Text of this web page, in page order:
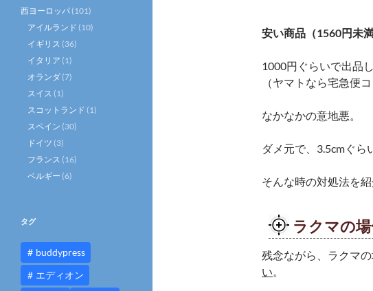
安い商品（1560円未
1000円ぐらいで出品
（ヤマトなら宅急便
なかなかの意地悪。
ダメ元で、3.5cmぐら
そんな時の対処法を紹
ラクマの
残念ながら、ラクマ
い
西ヨーロッパ (101)
アイルランド (10)
イギリス (36)
イタリア (1)
オランダ (7)
スイス (1)
スコットランド (1)
スペイン (30)
ドイツ (3)
フランス (16)
ベルギー (6)
タグ
buddypress
エディオン